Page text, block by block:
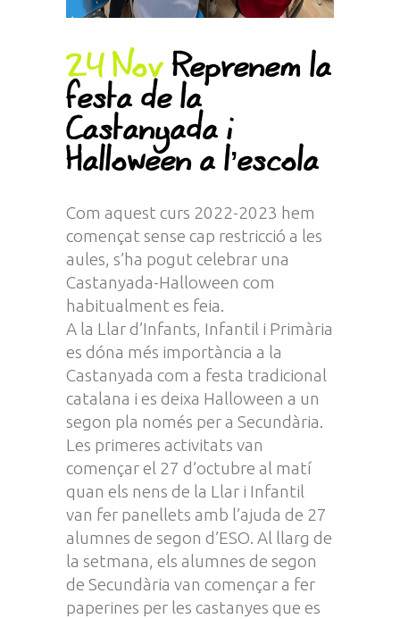
24 NovReprenem la
festa de la
Castanyada i
Halloween a l’escola
Com aquest curs 2022-2023 hem
començat sense cap restricció a les
aules, s’ha pogut celebrar una
Castanyada-Halloween com
habitualment es feia.
A la Llar d’Infants, Infantil i Primària
es dóna més importància a la
Castanyada com a festa tradicional
catalana i es deixa Halloween a un
segon pla només per a Secundària.
Les primeres activitats van
començar el 27 d’octubre al matí
quan els nens de la Llar i Infantil
van fer panellets amb l’ajuda de 27
alumnes de segon d’ESO. Al llarg de
la setmana, els alumnes de segon
de Secundària van començar a fer
paperines per les castanyes que es